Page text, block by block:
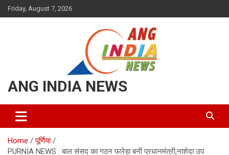
Skip
to
Friday, August 7, 2026
ANG INDIA NEWS
Home
पूर्णिया
PURNIA NEWS : बाल संसद का गठन फारेहा बनी प्रधानमंत्री,नाशेदा उप